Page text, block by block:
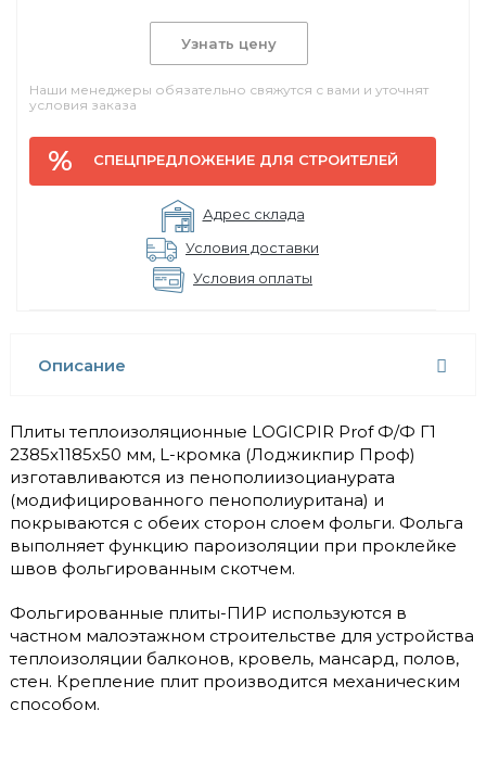
Узнать цену
Наши менеджеры обязательно свяжутся с вами и уточнят
условия заказа
СПЕЦПРЕДЛОЖЕНИЕ ДЛЯ СТРОИТЕЛЕЙ
Адрес склада
Условия доставки
Условия оплаты
Описание
Плиты теплоизоляционные LOGICPIR Prof Ф/Ф Г1
2385х1185х50 мм, L-кромка (Лоджикпир Проф)
изготавливаются из пенополиизоцианурата
(модифицированного пенополиуритана) и
покрываются с обеих сторон слоем фольги. Фольга
выполняет функцию пароизоляции при проклейке
швов фольгированным скотчем.
Фольгированные плиты-ПИР используются в
частном малоэтажном строительстве для устройства
теплоизоляции балконов, кровель, мансард, полов,
стен. Крепление плит производится механическим
способом.